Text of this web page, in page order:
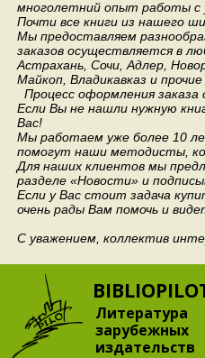
многолетний опыт работы с
Почти все книги из нашего
Мы предоставляем
заказов осуществляется в
Астрахань, Сочи, Адлер,
Майкоп, Владикавказ и
Процесс оформления
Если Вы не нашли нужную
Вас!
Мы работаем уже более 10
помогут наши методисты,
Для наших клиентов мы
разделе «Новости» и
Если у Вас стоит задача
очень рады Вам помочь и
С уважением, коллектив
Литература
зарубежных
издательств